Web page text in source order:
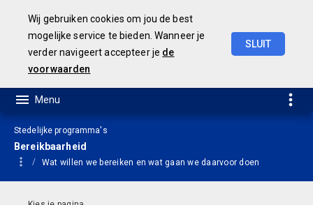
Wij gebruiken cookies om jou de best
mogelijke service te bieden. Wanneer je
verder navigeert accepteer je de
voorwaarden
SLUIT
Stedelijke programma's
Bereikbaarheid
Wat willen we bereiken en wat gaan we daarvoor doen